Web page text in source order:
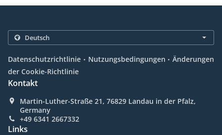
Datenschutzrichtlinie . Nutzungsbedingungen . Änderungen
der Cookie-Richtlinie
Kontakt
Martin-Luther-Straße 21, 76829 Landau in der Pfalz,
Germany
+49 6341 2667332
Links